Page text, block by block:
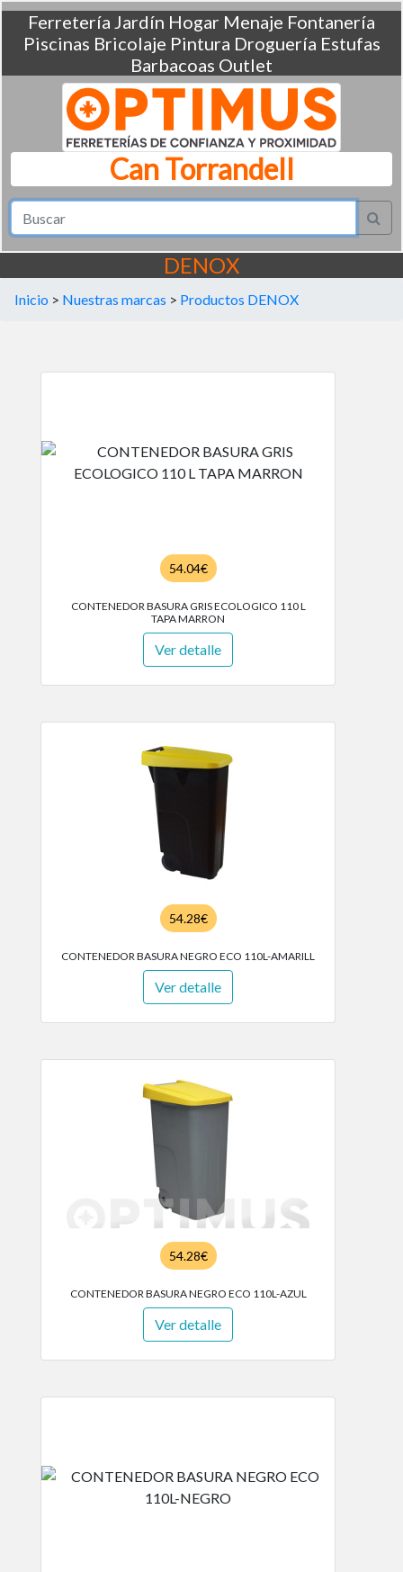
Ferretería Jardín Hogar Menaje Fontanería
Piscinas Bricolaje Pintura Droguería Estufas
Barbacoas Outlet
Can Torrandell
DENOX
Inicio > Nuestras marcas > Productos DENOX
54.04€
CONTENEDOR BASURA GRIS ECOLOGICO 110 L
TAPA MARRON
Ver detalle
54.28€
CONTENEDOR BASURA NEGRO ECO 110L-AMARILL
Ver detalle
54.28€
CONTENEDOR BASURA NEGRO ECO 110L-AZUL
Ver detalle